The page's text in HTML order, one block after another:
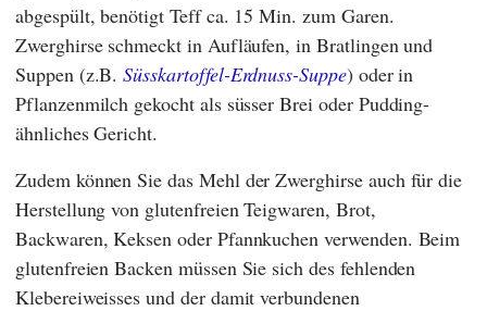
abgespült, benötigt Teff ca. 15 Min. zum Garen.
Zwerghirse schmeckt in Aufläufen, in Bratlingen und
Suppen (z.B.Süsskartoffel-Erdnuss-Suppe) oder in
Pflanzenmilch gekocht als süsser Brei oder Pudding-
ähnliches Gericht.
Zudem können Sie das Mehl der Zwerghirse auch für die
Herstellung von glutenfreien Teigwaren, Brot,
Backwaren, Keksen oder Pfannkuchen verwenden. Beim
glutenfreien Backen müssen Sie sich des fehlenden
Klebereiweisses und der damit verbundenen